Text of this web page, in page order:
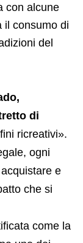
con alcune
il consumo di
del
di
ricreativi».
ogni
e
che si
come la